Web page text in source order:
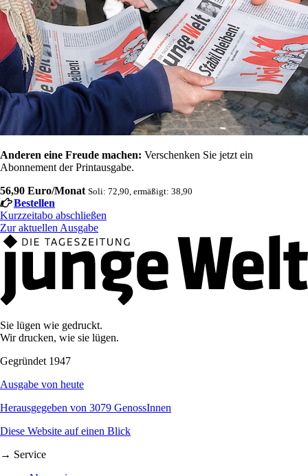
Anderen eine Freude machen: Verschenken Sie jetzt ein
Abonnement der Printausgabe.
56,90 Euro/Monat Soli: 72,90, ermäßigt: 38,90
Bestellen
Kurzzeitabo abschließen
Zur aktuellen Ausgabe
Sie lügen wie gedruckt.
Wir drucken, wie sie lügen.
Gegründet 1947
Ausgabe von heute
Herausgegeben von 3079 GenossInnen
Diese Website auf einen Blick
→ Service